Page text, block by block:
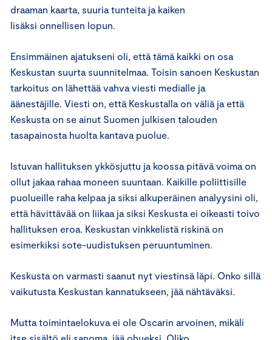
draaman kaarta, suuria tunteita ja kaiken
lisäksi onnellisen lopun.
Ensimmäinen ajatukseni oli, että tämä kaikki on osa
Keskustan suurta suunnitelmaa. Toisin sanoen Keskustan
tarkoitus on lähettää vahva viesti medialle ja
äänestäjille. Viesti on, että Keskustalla on väliä ja että
Keskusta on se ainut Suomen julkisen talouden
tasapainosta huolta kantava puolue.
Istuvan hallituksen ykkösjuttu ja koossa pitävä voima on
ollut jakaa rahaa moneen suuntaan. Kaikille poliittisille
puolueille raha kelpaa ja siksi alkuperäinen analyysini oli,
että hävittävää on liikaa ja siksi Keskusta ei oikeasti toivo
hallituksen eroa. Keskustan vinkkelistä riskinä on
esimerkiksi sote-uudistuksen peruuntuminen.
Keskusta on varmasti saanut nyt viestinsä läpi. Onko sillä
vaikutusta Keskustan kannatukseen, jää nähtäväksi.
Mutta toimintaelokuva ei ole Oscarin arvoinen, mikäli